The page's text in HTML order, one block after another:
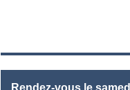
Rendez-vous le